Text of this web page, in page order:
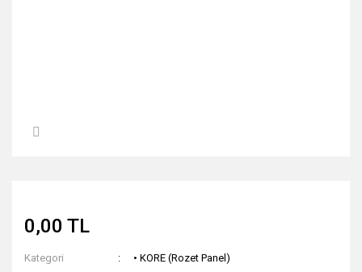
0,00 TL
Kategori
• KORE (Rozet Panel)